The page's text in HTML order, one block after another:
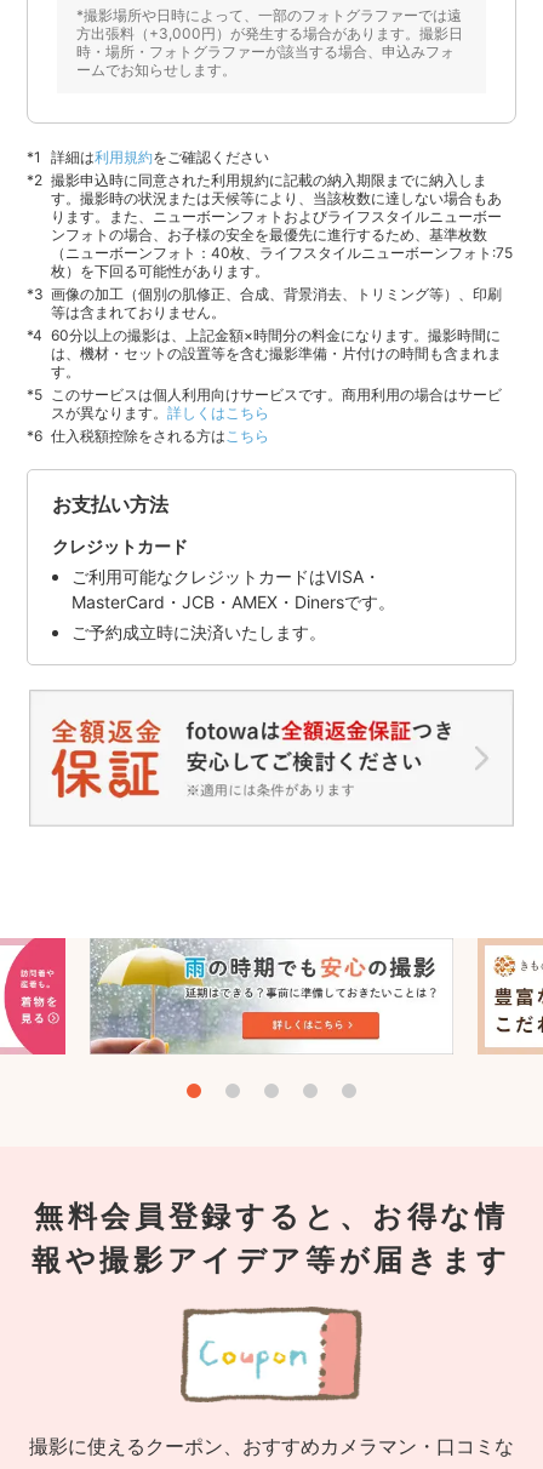
*撮影場所や日時によって、一部のフォトグラファーでは遠
方出張料（+3,000円）が発生する場合があります。撮影日
時・場所・フォトグラファーが該当する場合、申込みフォ
ームでお知らせします。
詳細は利用規約をご確認ください
撮影申込時に同意された利用規約に記載の納入期限までに納入しま
す。撮影時の状況または天候等により、当該枚数に達しない場合もあ
ります。また、ニューボーンフォトおよびライフスタイルニューボー
ンフォトの場合、お子様の安全を最優先に進行するため、基準枚数
（ニューボーンフォト：40枚、ライフスタイルニューボーンフォト:75
枚）を下回る可能性があります。
画像の加工（個別の肌修正、合成、背景消去、トリミング等）、印刷
等は含まれておりません。
60分以上の撮影は、上記金額×時間分の料金になります。撮影時間に
は、機材・セットの設置等を含む撮影準備・片付けの時間も含まれま
す。
このサービスは個人利用向けサービスです。商用利用の場合はサービ
スが異なります。詳しくはこちら
仕入税額控除をされる方は こちら
お支払い方法
クレジットカード
ご利用可能なクレジットカードはVISA・
MasterCard・JCB・AMEX・Dinersです。
ご予約成立時に決済いたします。
無料会員登録すると、お得な情
報や撮影アイデア等が届きます
撮影に使えるクーポン、おすすめカメラマン・口コミな